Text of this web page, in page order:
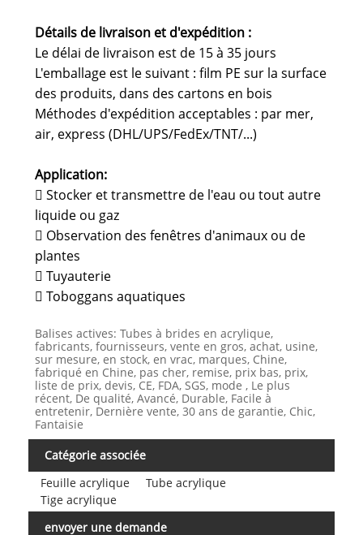
Détails de livraison et d'expédition :
Le délai de livraison est de 15 à 35 jours
L'emballage est le suivant : film PE sur la surface
des produits, dans des cartons en bois
Méthodes d'expédition acceptables : par mer,
air, express (DHL/UPS/FedEx/TNT/...)
Application:
 Stocker et transmettre de l'eau ou tout autre
liquide ou gaz
 Observation des fenêtres d'animaux ou de
plantes
 Tuyauterie
 Toboggans aquatiques
Balises actives: Tubes à brides en acrylique,
fabricants, fournisseurs, vente en gros, achat, usine,
sur mesure, en stock, en vrac, marques, Chine,
fabriqué en Chine, pas cher, remise, prix bas, prix,
liste de prix, devis, CE, FDA, SGS, mode , Le plus
récent, De qualité, Avancé, Durable, Facile à
entretenir, Dernière vente, 30 ans de garantie, Chic,
Fantaisie
Catégorie associée
Feuille acrylique
Tube acrylique
Tige acrylique
envoyer une demande